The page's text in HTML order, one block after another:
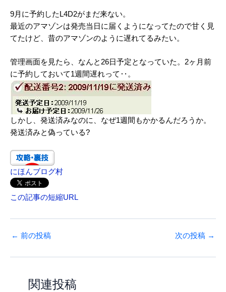
9月に予約したL4D2がまだ来ない。
最近のアマゾンは発売当日に届くようになってたので甘く見
てたけど、昔のアマゾンのように遅れてるみたい。
管理画面を見たら、なんと26日予定となっていた。2ヶ月前
に予約しておいて1週間遅れって‥。
しかし、発送済みなのに、なぜ1週間もかかるんだろうか。
発送済みと偽っている?
にほんブログ村
この記事の短縮URL
← 前の投稿 次の投稿 →
関連投稿